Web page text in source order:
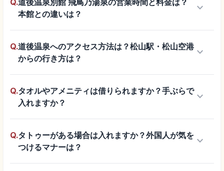
Q.道後温泉別館 飛鳥乃湯泉の営業時間と料金は？
本館との違いは？
keyboard_arrow_down
Q.道後温泉へのアクセス方法は？松山駅・松山空港
からの行き方は？
keyboard_arrow_down
Q.タオルやアメニティは借りられますか？手ぶらで
入れますか？
keyboard_arrow_down
Q.タトゥーがある場合は入れますか？外国人が気を
つけるマナーは？
keyboard_arrow_down